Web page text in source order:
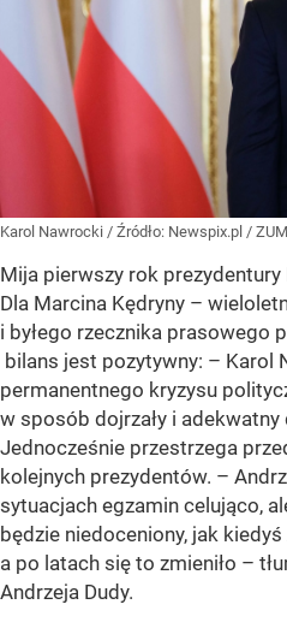
Karol Nawrocki / Źródło: Newspix.pl /
Mija pierwszy rok
Dla Marcina Kędryny –
i byłego rzecznika prasowego
bilans jest pozytywny: – Karol
permanentnego kryzysu
w sposób dojrzały i
Jednocześnie przestrzega
kolejnych prezydentów. –
sytuacjach egzamin celująco,
będzie niedoceniony, jak
a po latach się to zmieniło –
Andrzeja Dudy.